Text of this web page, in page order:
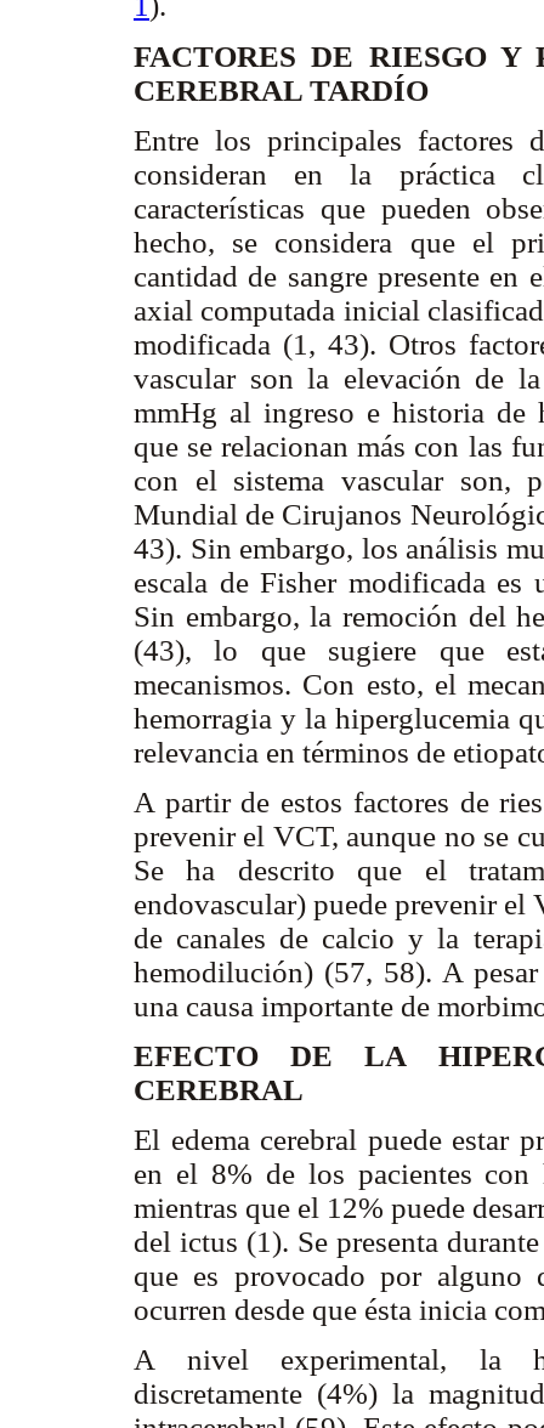
FACTORES DE RIESGO Y
CEREBRAL TARDÍO
Entre los principales factores
consideran en la práctica
características que pueden
hecho, se considera que el
cantidad de sangre presente en
axial computada inicial
modificada (1, 43). Otros
vascular son la elevación de
mmHg al ingreso e historia de
que se relacionan más con las
con el sistema vascular son,
Mundial de Cirujanos
43). Sin embargo, los análisis
escala de Fisher modificada
Sin embargo, la remoción del
(43), lo que sugiere que
mecanismos. Con esto, el
hemorragia y la hiperglucemia
relevancia en términos de
A partir de estos factores de
prevenir el VCT, aunque no se
Se ha descrito que el
endovascular) puede prevenir
de canales de calcio y la
hemodilución) (57, 58). A
una causa importante de
EFECTO DE LA
CEREBRAL
El edema cerebral puede estar
en el 8% de los pacientes con
mientras que el 12% puede
del ictus (1). Se presenta
que es provocado por alguno
ocurren desde que ésta inicia
A nivel experimental, la
discretamente (4%) la